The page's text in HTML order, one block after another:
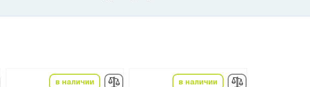
в наличии в наличии